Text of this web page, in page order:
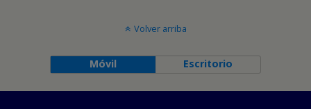
Volver arriba
Móvil Escritorio